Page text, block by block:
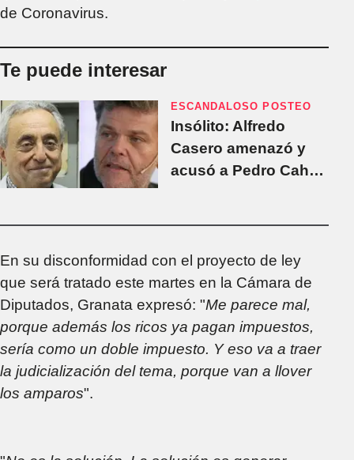
de Coronavirus.
Te puede interesar
ESCANDALOSO POSTEO
Insólito: Alfredo
Casero amenazó y
acusó a Pedro Cahn
En su disconformidad con el proyecto de ley
que será tratado este martes en la Cámara de
Diputados, Granata expresó: "Me parece mal,
porque además los ricos ya pagan impuestos,
sería como un doble impuesto. Y eso va a traer
la judicialización del tema, porque van a llover
los amparos".